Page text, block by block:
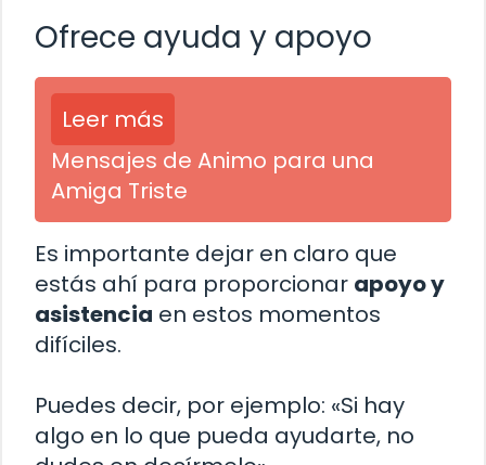
Ofrece ayuda y apoyo
Leer más
Mensajes de Animo para una
Amiga Triste
Es importante dejar en claro que
estás ahí para proporcionar apoyo y
asistencia en estos momentos
difíciles.
Puedes decir, por ejemplo: «Si hay
algo en lo que pueda ayudarte, no